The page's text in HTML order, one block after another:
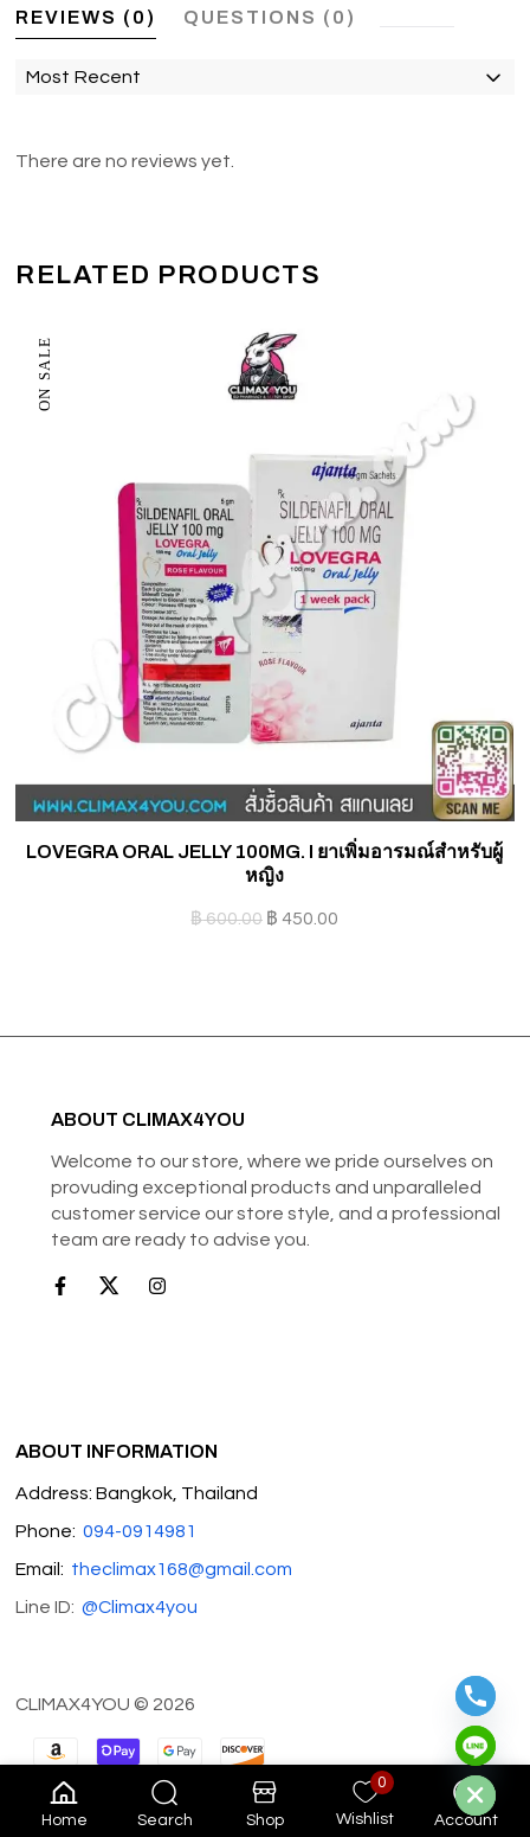
REVIEWS (0) QUESTIONS (0)
Most Recent
There are no reviews yet.
RELATED PRODUCTS
ON SALE
LOVEGRA ORAL JELLY 100MG. I ยาเพิ่มอารมณ์สำหรับผู้
หญิง
฿600.00 ฿ 450.00
ABOUT CLIMAX4YOU
Welcome to our store, where we pride ourselves on
provuding exceptional products and unparalleled
customer service our store style, and a professional
team are ready to advise you.
ABOUT INFORMATION
Address: Bangkok, Thailand
Phone: 094-0914981
Email: theclimax168@gmail.com
Line ID:@Climax4you
CLIMAX4YOU © 2026
Home Search Shop
0
Wishlist Account
Hide chaty